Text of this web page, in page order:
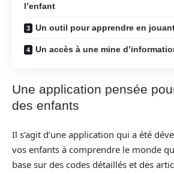
l’enfant
Un outil pour apprendre en
Un accès à une mine
Une application pensée
des enfants
Il s’agit d’une application qui a été
vos enfants à comprendre le monde
base sur des codes détaillés et des